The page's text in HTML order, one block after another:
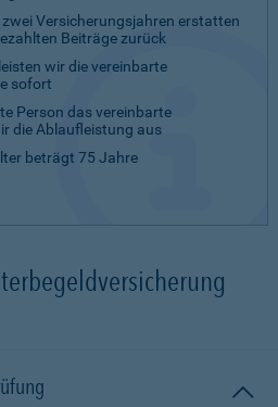
zwei Versicherungsjahren erstatten
Beiträge zurück
wir die vereinbarte
sofort
Person das vereinbarte
die Ablaufleistung aus
beträgt 75 Jahre